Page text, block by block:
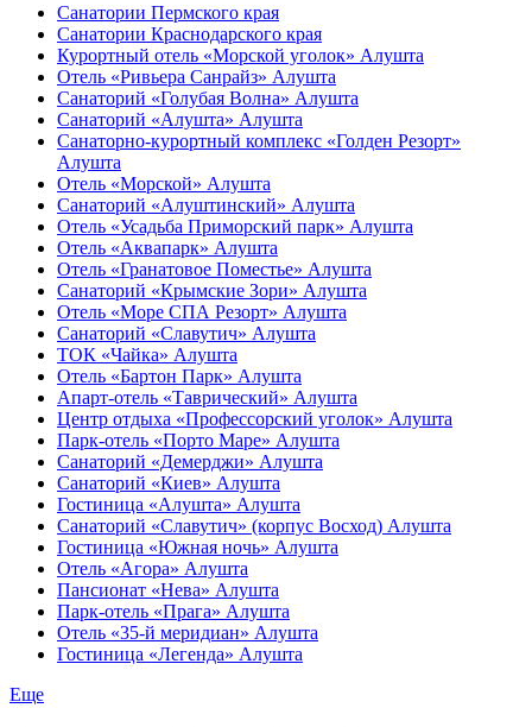
Санатории Пермского края
Санатории Краснодарского края
Курортный отель «Морской уголок» Алушта
Отель «Ривьера Санрайз» Алушта
Санаторий «Голубая Волна» Алушта
Санаторий «Алушта» Алушта
Санаторно-курортный комплекс «Голден Резорт»
Алушта
Отель «Морской» Алушта
Санаторий «Алуштинский» Алушта
Отель «Усадьба Приморский парк» Алушта
Отель «Аквапарк» Алушта
Отель «Гранатовое Поместье» Алушта
Санаторий «Крымские Зори» Алушта
Отель «Море СПА Резорт» Алушта
Санаторий «Славутич» Алушта
ТОК «Чайка» Алушта
Отель «Бартон Парк» Алушта
Апарт-отель «Таврический» Алушта
Центр отдыха «Профессорский уголок» Алушта
Парк-отель «Порто Маре» Алушта
Санаторий «Демерджи» Алушта
Санаторий «Киев» Алушта
Гостиница «Алушта» Алушта
Санаторий «Славутич» (корпус Восход) Алушта
Гостиница «Южная ночь» Алушта
Отель «Агора» Алушта
Пансионат «Нева» Алушта
Парк-отель «Прага» Алушта
Отель «35-й меридиан» Алушта
Гостиница «Легенда» Алушта
Еще